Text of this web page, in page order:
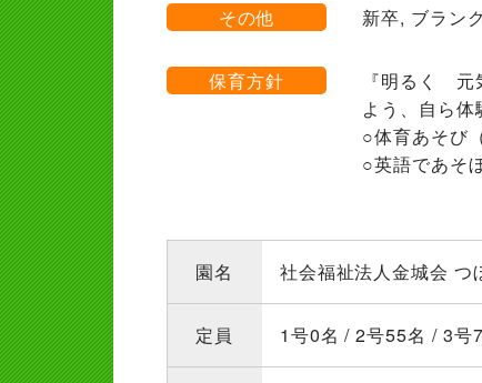
その他 新卒, ブラン
保育方針
『明るく 元
よう、自ら体
○体育あそび
○英語であそ
園名 社会福祉法人金城会 つ
定員 1号0名 / 2号55名 / 3